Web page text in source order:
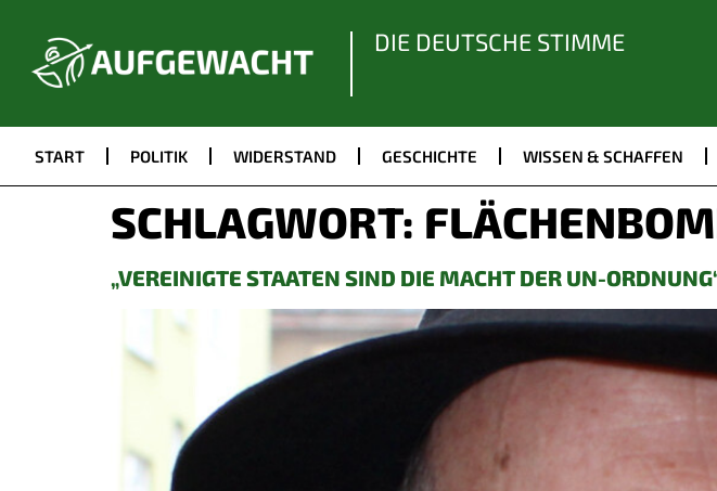
DIE DEUTSCHE STIMME
START POLITIK WIDERSTAND GESCHICHTE WISSEN & SCHAFFEN
SCHLAGWORT:
„VEREINIGTE STAATEN SIND DIE MACHT DER UN-